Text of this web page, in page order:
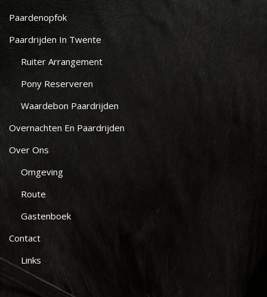
Paardenopfok
Paardrijden In Twente
Ruiter Arrangement
Pony Reserveren
Waardebon Paardrijden
Overnachten En Paardrijden
Over Ons
Omgeving
Route
Gastenboek
Contact
Links